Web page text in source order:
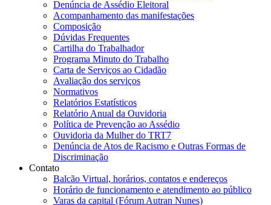
Denúncia de Assédio Eleitoral
Acompanhamento das manifestações
Composição
Dúvidas Frequentes
Cartilha do Trabalhador
Programa Minuto do Trabalho
Carta de Serviços ao Cidadão
Avaliação dos serviços
Normativos
Relatórios Estatísticos
Relatório Anual da Ouvidoria
Política de Prevenção ao Assédio
Ouvidoria da Mulher do TRT7
Denúncia de Atos de Racismo e Outras Formas de
Discriminação
Contato
Balcão Virtual, horários, contatos e endereços
Horário de funcionamento e atendimento ao público
Varas da capital (Fórum Autran Nunes)